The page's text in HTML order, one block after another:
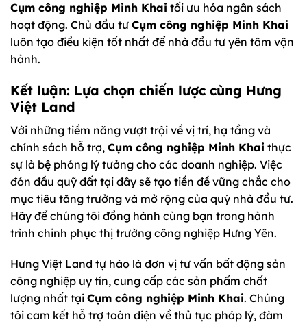
Cụm công nghiệp Minh Khai tối ưu hóa ngân sách
hoạt động. Chủ đầu tư Cụm công nghiệp Minh Khai
luôn tạo điều kiện tốt nhất để nhà đầu tư yên tâm vận
hành.
Kết luận: Lựa chọn chiến lược cùng Hưng
Việt Land
Với những tiềm năng vượt trội về vị trí, hạ tầng và
chính sách hỗ trợ, Cụm công nghiệp Minh Khai thực
sự là bệ phóng lý tưởng cho các doanh nghiệp. Việc
đón đầu quỹ đất tại đây sẽ tạo tiền đề vững chắc cho
mục tiêu tăng trưởng và mở rộng của quý nhà đầu tư.
Hãy để chúng tôi đồng hành cùng bạn trong hành
trình chinh phục thị trường công nghiệp Hưng Yên.
Hưng Việt Land tự hào là đơn vị tư vấn bất động sản
công nghiệp uy tín, cung cấp các sản phẩm chất
lượng nhất tại Cụm công nghiệp Minh Khai. Chúng
tôi cam kết hỗ trợ toàn diện về thủ tục pháp lý, đàm